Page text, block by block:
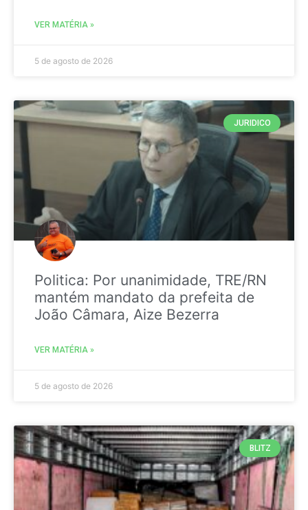
VER MATÉRIA »
5 de agosto de 2026
JURIDICO
Politica: Por unanimidade, TRE/RN
mantém mandato da prefeita de
João Câmara, Aize Bezerra
VER MATÉRIA »
5 de agosto de 2026
BLITZ